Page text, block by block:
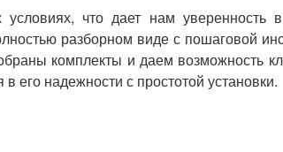
что дает нам уверенность
разборном виде с пошаговой
комплекты и даем возможность
его надежности с простотой установки.